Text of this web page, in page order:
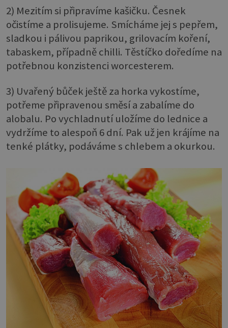
2) Mezitím si připravíme kašičku. Česnek
očistíme a prolisujeme. Smícháme jej s pepřem,
sladkou i pálivou paprikou, grilovacím koření,
tabaskem, případně chilli. Těstíčko doředíme na
potřebnou konzistenci worcesterem.
3) Uvařený bůček ještě za horka vykostíme,
potřeme připravenou směsí a zabalíme do
alobalu. Po vychladnutí uložíme do lednice a
vydržíme to alespoň 6 dní. Pak už jen krájíme na
tenké plátky, podáváme s chlebem a okurkou.